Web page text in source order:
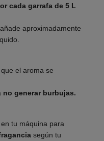
cada garrafa de 5 L
aproximadamente
el aroma se
no generar burbujas.
tu máquina para
según tu